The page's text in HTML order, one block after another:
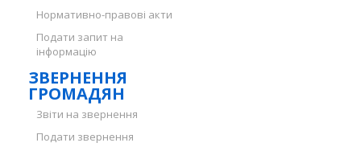
Нормативно-правові акти
Подати запит на
інформацію
ЗВЕРНЕННЯ
ГРОМАДЯН
Звіти на звернення
Подати звернення